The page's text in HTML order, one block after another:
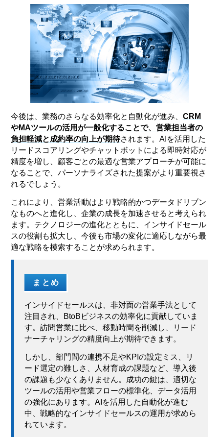
今後は、業務のさらなる効率化と自動化が進み、CRM
やMAツールの活用が一般化することで、営業担当者の
負担軽減と成約率の向上が期待されます。AIを活用した
リードスコアリングやチャットボットによる即時対応が
精度を増し、顧客ごとの最適な営業アプローチが可能に
なることで、パーソナライズされた提案がより重要視さ
れるでしょう。
これにより、営業活動はより戦略的かつデータドリブン
なものへと進化し、企業の成長を加速させると考えられ
ます。テクノロジーの進化とともに、インサイドセール
スの役割も拡大し、今後も市場の変化に適応しながら最
適な戦略を模索することが求められます。
まとめ
インサイドセールスは、非対面の営業手法として
注目され、BtoBビジネスの効率化に貢献していま
す。訪問営業に比べ、移動時間を削減し、リード
ナーチャリングの精度向上が期待できます。
しかし、部門間の連携不足やKPIの設定ミス、リ
ード選定の難しさ、人材育成の課題など、導入後
の課題も少なくありません。成功の鍵は、適切な
ツールの活用や営業フローの標準化、データ活用
の強化にあります。AIを活用した自動化が進む
中、戦略的なインサイドセールスの運用が求めら
れています。